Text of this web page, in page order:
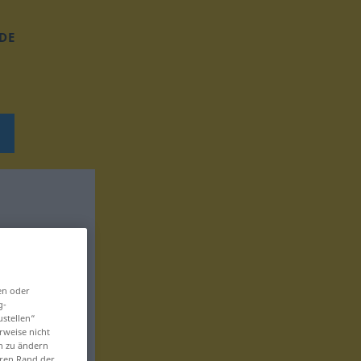
DE
oder
nicht
zu ändern